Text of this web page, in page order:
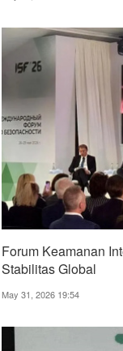
Forum Keamanan
Stabilitas Global
May 31, 2026 19:54